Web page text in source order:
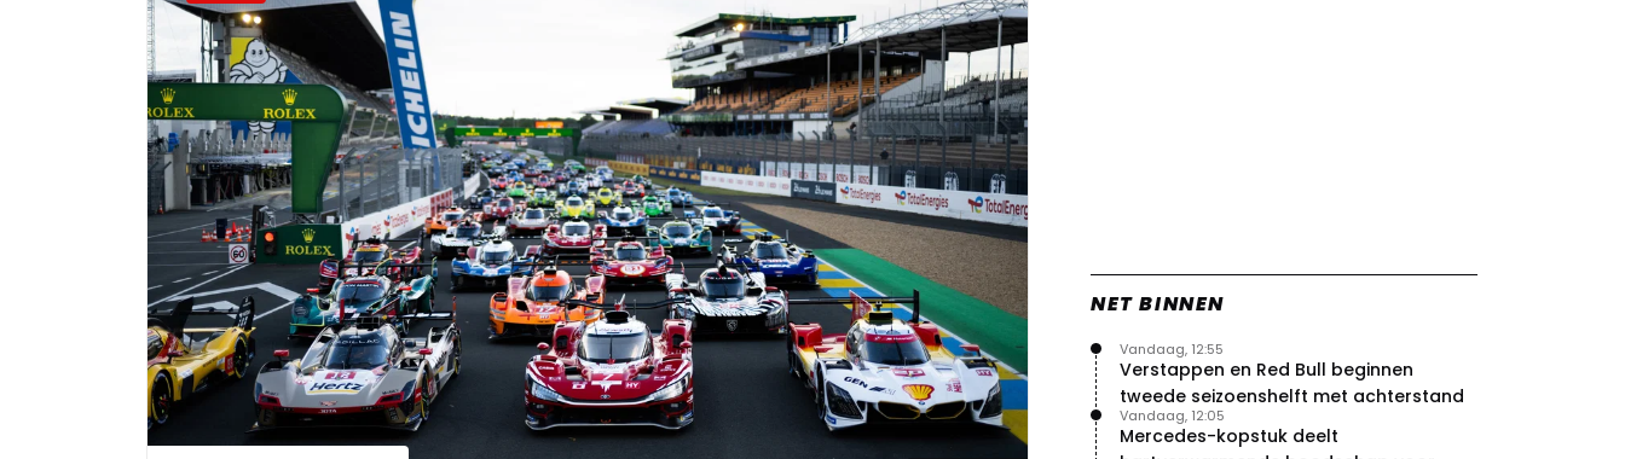
NET BINNEN
Verstappen en Red Bull beginnen
tweede seizoenshelft met achterstand
Vandaag, 12:55
Mercedes-kopstuk deelt
Vandaag, 12:05